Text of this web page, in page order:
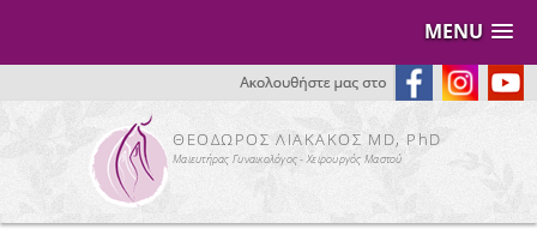
MENU
ΘΕΟΔΩΡΟΣ ΛΙΑΚΑΚΟΣ MD, PhD
Μαιευτήρας Γυναικολόγος - Χειρουργός Μαστού